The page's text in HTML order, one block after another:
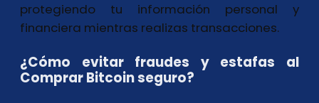
protegiendo tu información personal y
financiera mientras realizas transacciones.
¿Cómo evitar fraudes y estafas al
Comprar Bitcoin seguro?